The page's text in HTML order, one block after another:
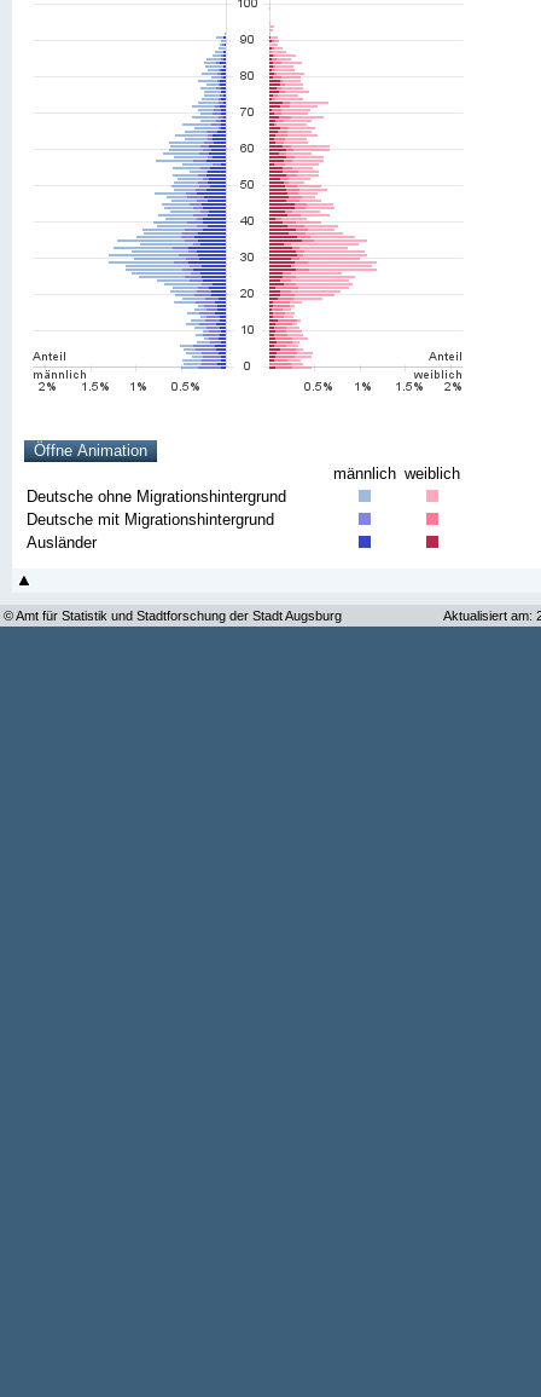
männlich weiblich
Deutsche ohne Migrationshintergrund
Deutsche mit Migrationshintergrund
Ausländer
© Amt für Statistik und Stadtforschung der Stadt Augsburg Aktualisiert am: